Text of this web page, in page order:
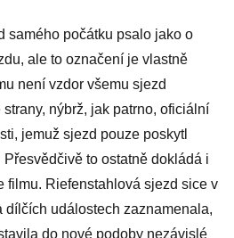
samého počátku psalo jako o
ale to označení je vlastně
není vzdor všemu sjezd
nýbrž, jak patrno, oficiální
jemuž sjezd pouze poskytl
to ostatně dokládá i
filmu. Riefenstahlová sjezd sice v
dílčích událostech zaznamenala,
do nové podoby nezávislé